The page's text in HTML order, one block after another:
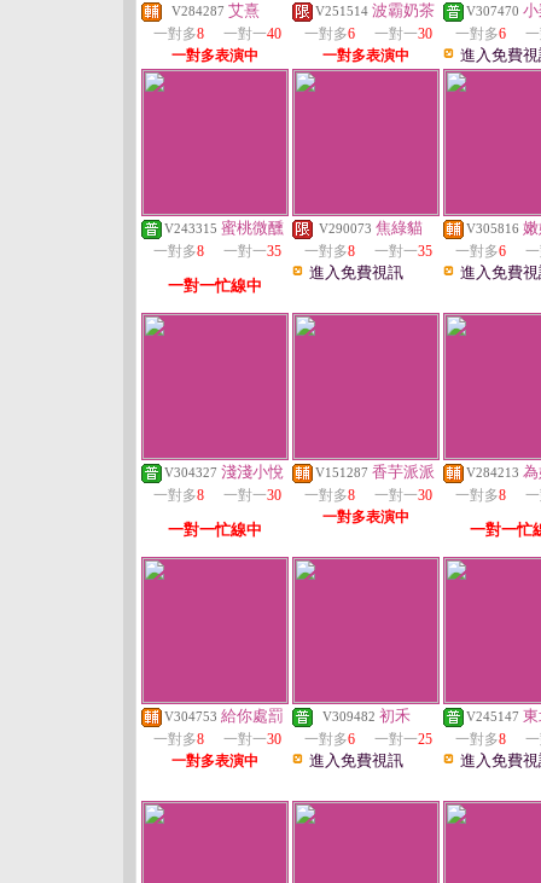
V284287 艾熹
一對多8 一對一40
一對多表演中
V251514 波霸奶茶
一對多6 一對一30
一對多表演中
V307470
一對多6
進入免費
V243315 蜜桃微醺
一對多8 一對一35
一對一忙線中
V290073 焦綠貓
一對多8 一對一35
進入免費視訊
V305816
一對多6
進入免費
V304327 淺淺小悅
一對多8 一對一30
一對一忙線中
V151287 香芋派派
一對多8 一對一30
一對多表演中
V284213
一對多8
一對一忙
V304753 給你處罰
一對多8 一對一30
一對多表演中
V309482 初禾
一對多6 一對一25
進入免費視訊
V245147
一對多8
進入免費